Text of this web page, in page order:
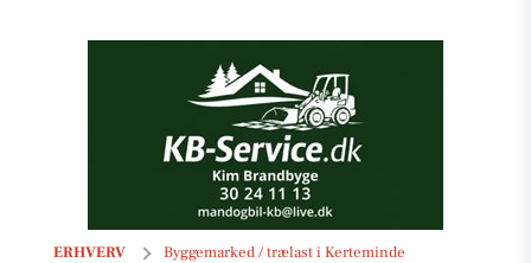
ERHVERV Byggemarked / trælast i Kerteminde
Bygma Kerteminde